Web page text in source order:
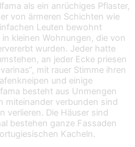
als ein anrüchiges Pflaster,
von ärmeren Schichten wie
Leuten bewohnt
kleinen Wohnungen, die von
wurden. Jeder hatte
an jeder Ecke priesen
mit rauer Stimme ihren
und einige
besteht aus Unmengen
miteinander verbunden sind
verlieren. Die Häuser sind
bestehen ganze Fassaden
Kacheln.